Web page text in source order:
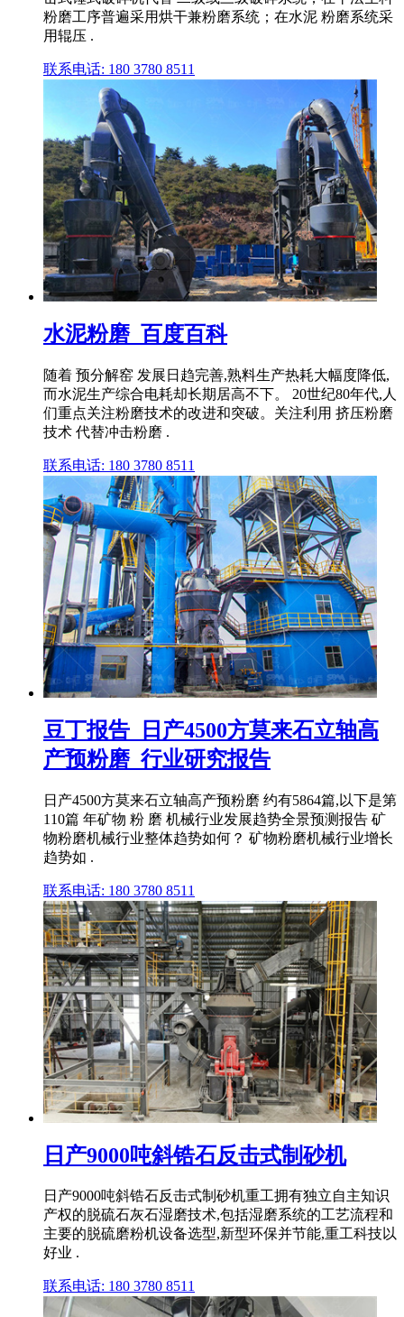
粉磨工序普遍采用烘干兼粉磨系统；在水泥 粉磨系统采
用辊压 .
联系电话: 180 3780 8511
水泥粉磨_百度百科
随着 预分解窑 发展日趋完善,熟料生产热耗大幅度降低,
而水泥生产综合电耗却长期居高不下。 20世纪80年代,人
们重点关注粉磨技术的改进和突破。关注利用 挤压粉磨
技术 代替冲击粉磨 .
联系电话: 180 3780 8511
豆丁报告_日产4500方莫来石立轴高
产预粉磨_行业研究报告
日产4500方莫来石立轴高产预粉磨 约有5864篇,以下是第
110篇 年矿物 粉 磨 机械行业发展趋势全景预测报告 矿
物粉磨机械行业整体趋势如何？ 矿物粉磨机械行业增长
趋势如 .
联系电话: 180 3780 8511
日产9000吨斜锆石反击式制砂机
日产9000吨斜锆石反击式制砂机重工拥有独立自主知识
产权的脱硫石灰石湿磨技术,包括湿磨系统的工艺流程和
主要的脱硫磨粉机设备选型,新型环保并节能,重工科技以
好业 .
联系电话: 180 3780 8511